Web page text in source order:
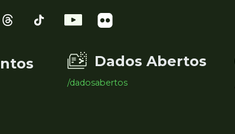
Dados Abertos
/dadosabertos